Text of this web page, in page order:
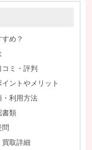
め？
ミ・評判
ントやメリット
・利用方法
書類
取詳細